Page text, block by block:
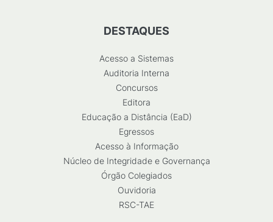
DESTAQUES
Acesso a Sistemas
Auditoria Interna
Concursos
Editora
Educação a Distância (EaD)
Egressos
Acesso à Informação
Núcleo de Integridade e Governança
Órgão Colegiados
Ouvidoria
RSC-TAE